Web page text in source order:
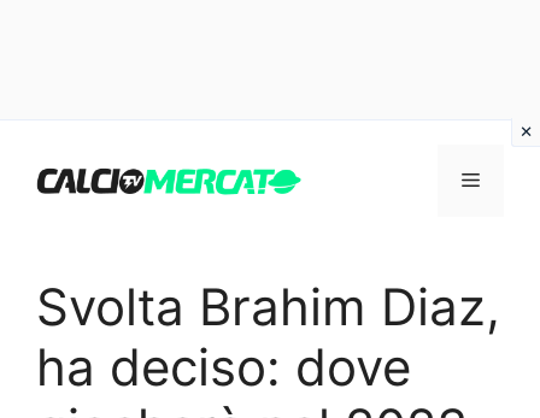
contenuto
Menu
Svolta Brahim Diaz,
ha deciso: dove